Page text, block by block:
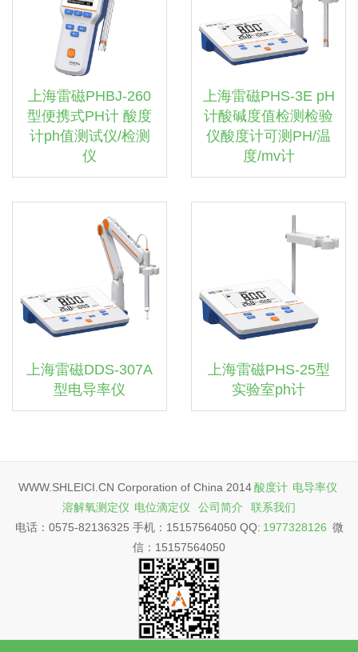
上海雷磁PHBJ-260
型便携式PH计 酸度
计ph值测试仪/检测
仪
上海雷磁PHS-3E pH
计酸碱度值检测检验
仪酸度计可测PH/温
度/mv计
上海雷磁DDS-307A
型电导率仪
上海雷磁PHS-25型
实验室ph计
WWW.SHLEICI.CN Corporation of China 2014酸度计 电导率仪
溶解氧测定仪 电位滴定仪 公司简介
联系我们
电话：0575-82136325 手机：15157564050 QQ: 1977328126 微
信：15157564050